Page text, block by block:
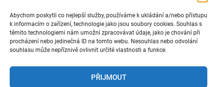
Abychom poskytli co nejlepší služby, používáme k ukládání a/nebo přístupu
k informacím o zařízení, technologie jako jsou soubory cookies. Souhlas s
těmito technologiemi nám umožní zpracovávat údaje, jako je chování při
procházení nebo jedinečná ID na tomto webu. Nesouhlas nebo odvolání
souhlasu může nepříznivě ovlivnit určité vlastnosti a funkce.
PŘIJMOUT
https://www.facebook.com/cisty.vzduch.v.Celakovicich
Klepnutím přijměte marketingové soubory
cookie a povolte tento obsah